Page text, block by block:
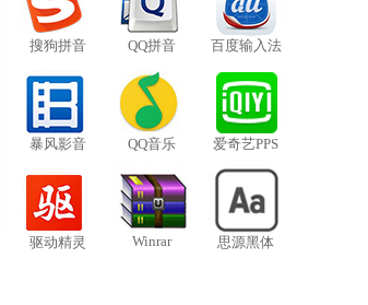
搜狗拼音 QQ拼音 百度输入法
暴风影音 QQ音乐 爱奇艺PPS
驱动精灵 Winrar 思源黑体